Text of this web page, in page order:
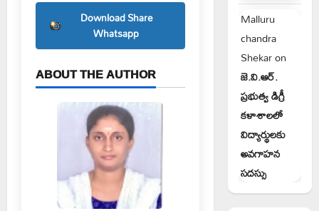
Download Share
Whatsapp
ABOUT THE AUTHOR
Malluru
chandra
Shekaron
జె.వి.ఆర్.
ప్రభుత్వ డిగ్రీ
కళాశాలలో
విద్యార్థులకు
అవగాహన
సదస్సు